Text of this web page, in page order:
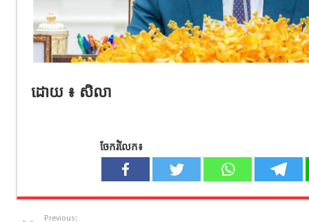
ដោយ ៖ សិលា
ចែករំលែក៖
Previous: